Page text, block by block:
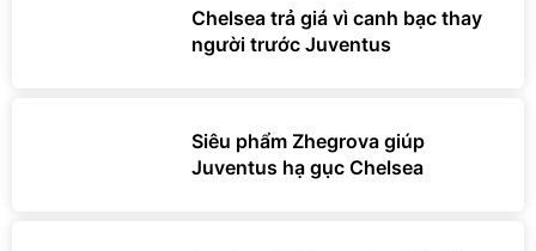
Chelsea trả giá vì canh bạc thay
người trước Juventus
Siêu phẩm Zhegrova giúp
Juventus hạ gục Chelsea